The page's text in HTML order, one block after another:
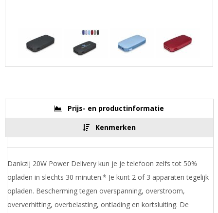
Prijs- en productinformatie
Kenmerken
Dankzij 20W Power Delivery kun je je telefoon zelfs tot 50%
opladen in slechts 30 minuten.* Je kunt 2 of 3 apparaten tegelijk
opladen. Bescherming tegen overspanning, overstroom,
oververhitting, overbelasting, ontlading en kortsluiting. De